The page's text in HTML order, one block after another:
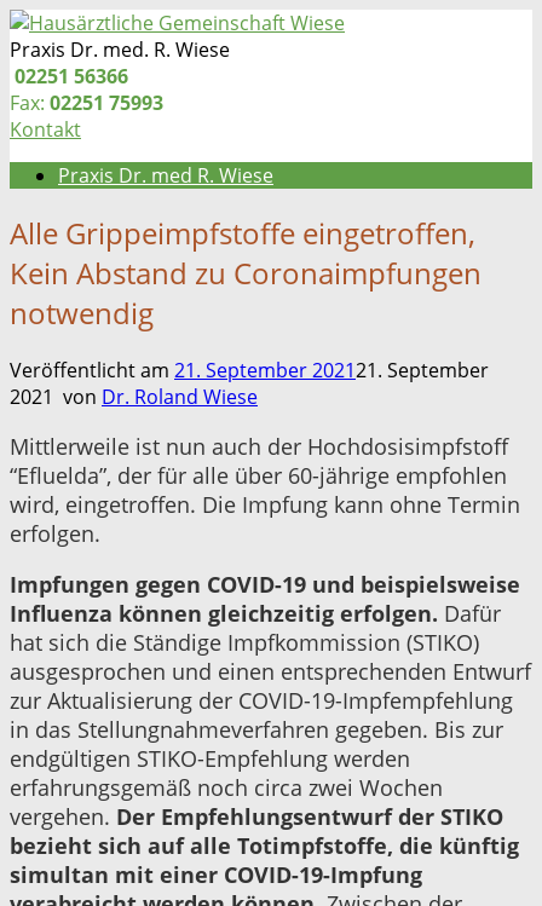
Zum
Inhalt
springen
Praxis Dr. med. R. Wiese
Telefon:
02251 56366
Fax: 02251 75993
Kontakt
Praxis Dr. med R. Wiese
Alle Grippeimpfstoffe eingetroffen,
Kein Abstand zu Coronaimpfungen
notwendig
Veröffentlicht am 21. September 202121. September
2021 von Dr. Roland Wiese
Mittlerweile ist nun auch der Hochdosisimpfstoff
“Efluelda”, der für alle über 60-jährige empfohlen
wird, eingetroffen. Die Impfung kann ohne Termin
erfolgen.
Impfungen gegen COVID-19 und beispielsweise
Influenza können gleichzeitig erfolgen. Dafür
hat sich die Ständige Impfkommission (STIKO)
ausgesprochen und einen entsprechenden Entwurf
zur Aktualisierung der COVID-19-Impfempfehlung
in das Stellungnahmeverfahren gegeben. Bis zur
endgültigen STIKO-Empfehlung werden
erfahrungsgemäß noch circa zwei Wochen
vergehen. Der Empfehlungsentwurf der STIKO
bezieht sich auf alle Totimpfstoffe, die künftig
simultan mit einer COVID-19-Impfung